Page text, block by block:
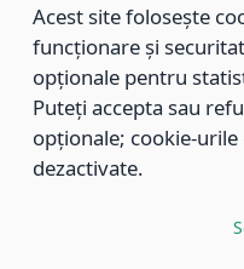
www.voluntarbv.ro
UTIL
Chestionar satisfacție
Autentificare portal
Starea vremii in Brașov
Acest site folosește
funcționare și
opționale pentru
Puteți accepta sau
opționale; cookie-
dezactivate.